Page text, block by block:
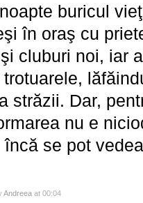
buricul
în oraş cu
cluburi noi, iar
trotuarele,
străzii. Dar,
nu e
încă se pot
Andreea at 00:04